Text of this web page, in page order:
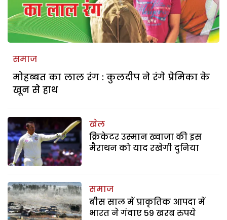
समाज
मोहब्बत का लाल रंग : कुलदीप ने रंगे प्रेमिका के
खून से हाथ
खेल
क्रिकेटर उस्मान ख्वाजा की इस
मैराथन को याद रखेगी दुनिया
समाज
बीस साल में प्राकृतिक आपदा में
भारत ने गंवाए 59 खरब रुपये